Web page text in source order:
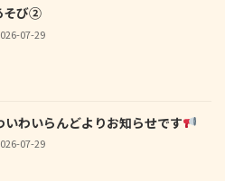
そび②
07-29
いわいらんどよりお知らせです
07-29